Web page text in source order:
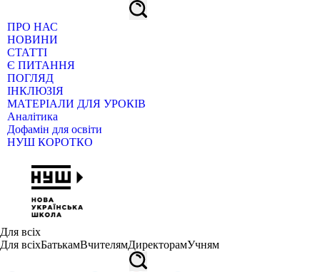
ПРО НАС
НОВИНИ
СТАТТІ
Є ПИТАННЯ
ПОГЛЯД
ІНКЛЮЗІЯ
МАТЕРІАЛИ ДЛЯ УРОКІВ
Аналітика
Дофамін для освіти
НУШ КОРОТКО
Для всіх
Для всіхБатькамВчителямДиректорамУчням